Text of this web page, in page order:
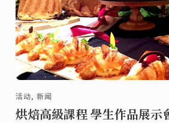
活动, 新闻
烘焙高級課程 學生作品展示